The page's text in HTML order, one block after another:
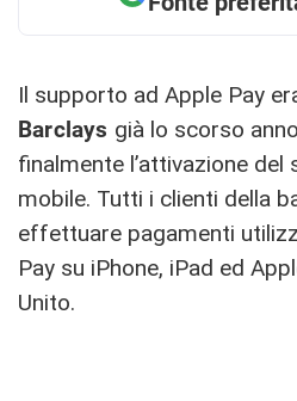
Il supporto ad Apple Pay
Barclays già lo scorso
finalmente l’attivazione
mobile. Tutti i clienti della
effettuare pagamenti
Pay su iPhone, iPad ed
Unito.